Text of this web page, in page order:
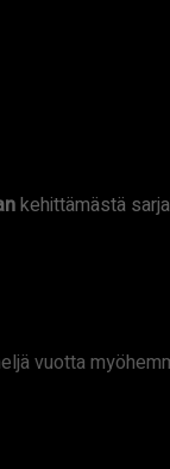
kehittämästä
vuotta